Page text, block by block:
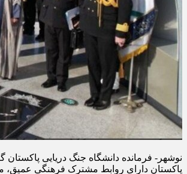
نوشهر- فرمانده دانشگاه جنگ دریایی پاکستان
پاکستان دارای روابط مشترک فرهنگی عمیق،